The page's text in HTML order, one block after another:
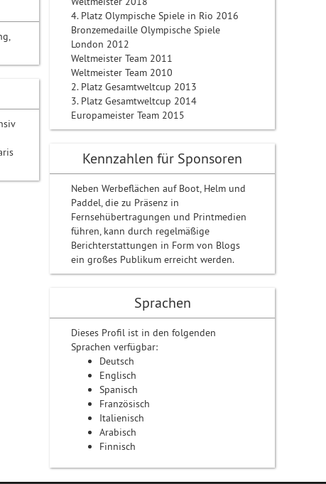
4. Platz Olympische Spiele in Rio 2016
Bronzemedaille Olympische Spiele
London 2012
Weltmeister Team 2011
Weltmeister Team 2010
2. Platz Gesamtweltcup 2013
3. Platz Gesamtweltcup 2014
Europameister Team 2015
Kennzahlen für Sponsoren
Neben Werbeflächen auf Boot, Helm und
Paddel, die zu Präsenz in
Fernsehübertragungen und Printmedien
führen, kann durch regelmäßige
Berichterstattungen in Form von Blogs
ein großes Publikum erreicht werden.
Sprachen
Dieses Profil ist in den folgenden
Sprachen verfügbar:
Deutsch
Englisch
Spanisch
Französisch
Italienisch
Arabisch
Finnisch